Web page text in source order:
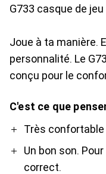
G733 casque de
Joue à ta manière.
personnalité. Le
conçu pour le
C'est ce que
ProTrès
Un bon son.
correct.
Contre